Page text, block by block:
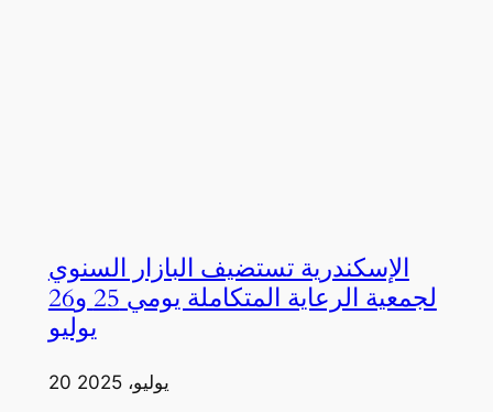
الإسكندرية تستضيف البازار السنوي
لجمعية الرعاية المتكاملة يومي 25 و26
يوليو
20 يوليو، 2025